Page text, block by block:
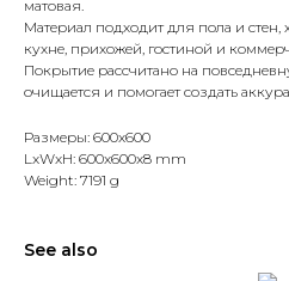
матовая.
Материал подходит для пола и
кухне, прихожей, гостиной и
Покрытие рассчитано на
очищается и помогает создать
Размеры: 600x600
LxWxH: 600x600x8 mm
Weight: 7191 g
See also